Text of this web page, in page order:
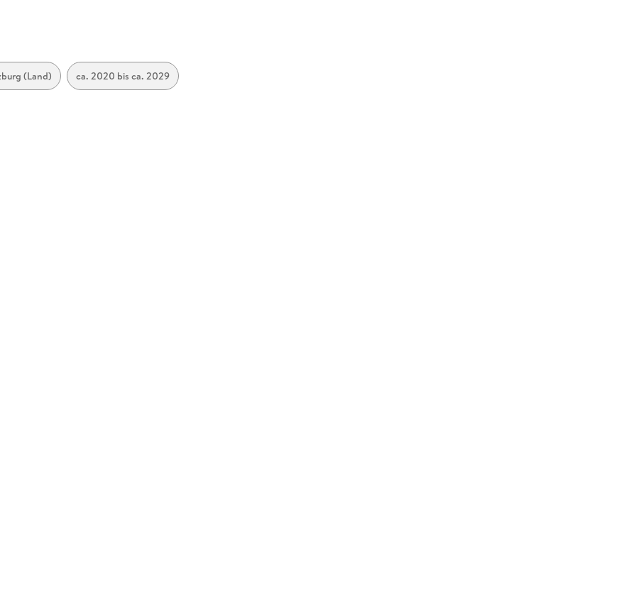
(Land) ca. 2020 bis ca. 2029